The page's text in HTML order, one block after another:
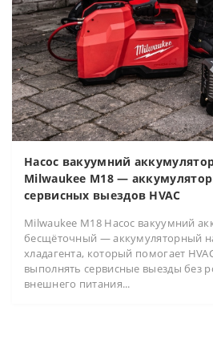
Насос вакуумний
Milwaukee M18 —
сервисных выездов HVAC
Milwaukee M18 Насос вакуумний
бесщёточный — аккумуляторный
хладагента, который помогает
выполнять сервисные выезды без
внешнего питания...